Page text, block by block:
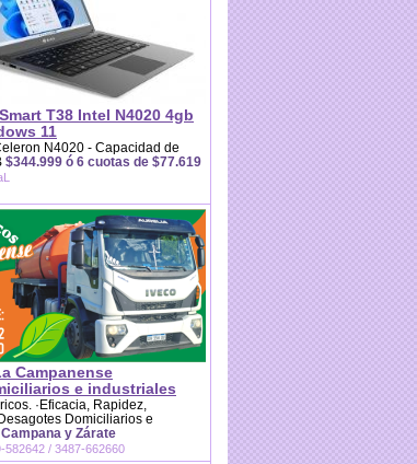
T38 Intel N4020 4gb
11
N4020 - Capacidad de
$344.999 ó 6 cuotas de $77.619
Campanense
e industriales
·Eficacia, Rapidez,
Domiciliarios e
Campana y Zárate
582642 / 3487-662660